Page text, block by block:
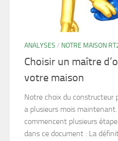
ANALYSES / NOTRE MAISON
Choisir un maître
votre maison
Notre choix du constructeur
a plusieurs mois
commencent plusieurs
dans ce document : La